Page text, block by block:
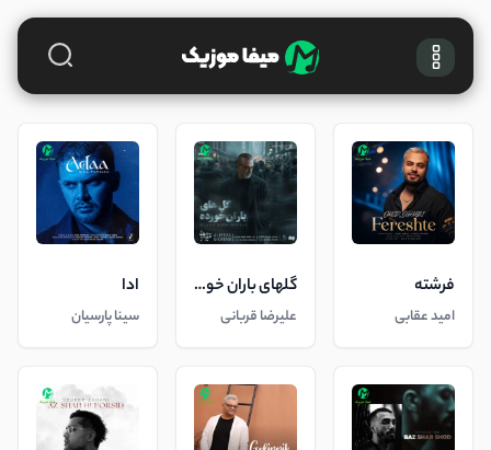
فرشته
امید عقابی
گلهای باران خورده
علیرضا قربانی
ادا
سینا پارسیان